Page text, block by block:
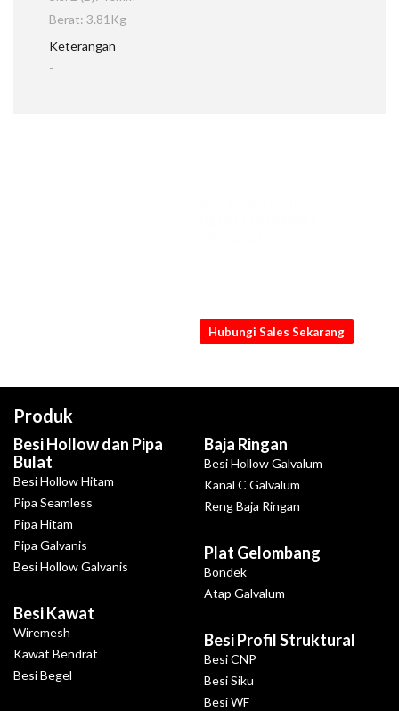
Berat: 3.81Kg
Keterangan
-
Hubungi Sales Sekarang
Produk
Besi Hollow dan Pipa
Bulat
Besi Hollow Hitam
Pipa Seamless
Pipa Hitam
Pipa Galvanis
Besi Hollow Galvanis
Besi Kawat
Wiremesh
Kawat Bendrat
Besi Begel
Baja Ringan
Besi Hollow Galvalum
Kanal C Galvalum
Reng Baja Ringan
Plat Gelombang
Bondek
Atap Galvalum
Besi Profil Struktural
Besi CNP
Besi Siku
Besi WF